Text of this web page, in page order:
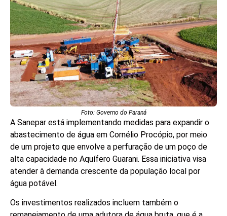
Foto: Governo do Paraná
A Sanepar está implementando medidas para expandir o
abastecimento de água em Cornélio Procópio, por meio
de um projeto que envolve a perfuração de um poço de
alta capacidade no Aquífero Guarani. Essa iniciativa visa
atender à demanda crescente da população local por
água potável.
Os investimentos realizados incluem também o